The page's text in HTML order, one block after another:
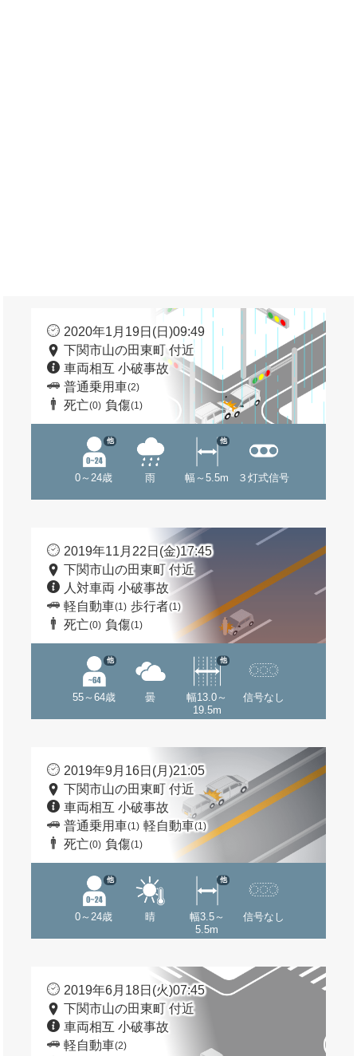
2020年1月19日(日)09:49
下関市山の田東町 付近
車両相互 小破事故
普通乗用車(2)
死亡(0) 負傷(1)
0～24歳
他
雨 幅～5.5m
他
３灯式信号
2019年11月22日(金)17:45
下関市山の田東町 付近
人対車両 小破事故
軽自動車(1) 歩行者(1)
死亡(0) 負傷(1)
55～64歳
他
曇
幅13.0～
19.5m
他
信号なし
2019年9月16日(月)21:05
下関市山の田東町 付近
車両相互 小破事故
普通乗用車(1) 軽自動車(1)
死亡(0) 負傷(1)
0～24歳
他
晴
幅3.5～
5.5m
他
信号なし
2019年6月18日(火)07:45
下関市山の田東町 付近
車両相互 小破事故
軽自動車(2)